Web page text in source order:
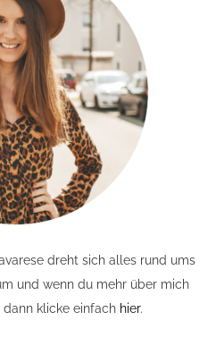
dreht sich alles rund ums
und wenn du mehr über mich
klicke einfach hier.